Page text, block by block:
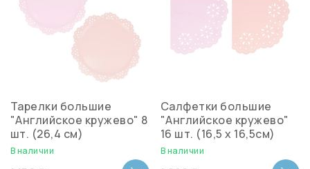
Тарелки большие
"Английское кружево" 8
шт. (26,4 см)
В наличии
Салфетки большие
"Английское кружево"
16 шт. (16,5 х 16,5см)
В наличии